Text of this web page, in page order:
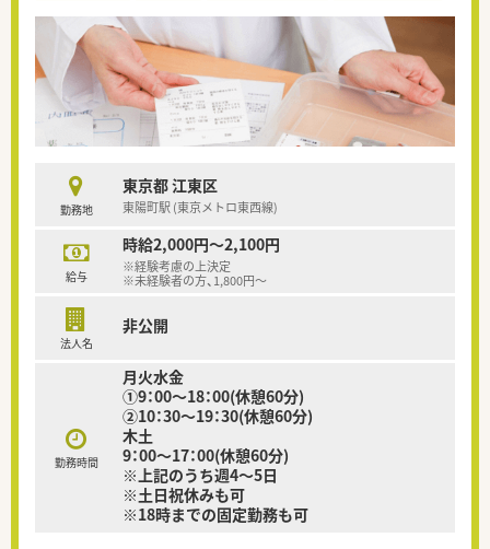
勤務地
東京都 江東区
東陽町駅 (東京メトロ東西線)
給与
時給2,000円～2,100円
※経験考慮の上決定
※未経験者の方、1,800円～
法人名
非公開
勤務時間
月火水金
①9：00～18：00(休憩60分)
②10：30～19：30(休憩60分)
木土
9：00～17：00(休憩60分)
※上記のうち週4～5日
※土日祝休みも可
※18時までの固定勤務も可